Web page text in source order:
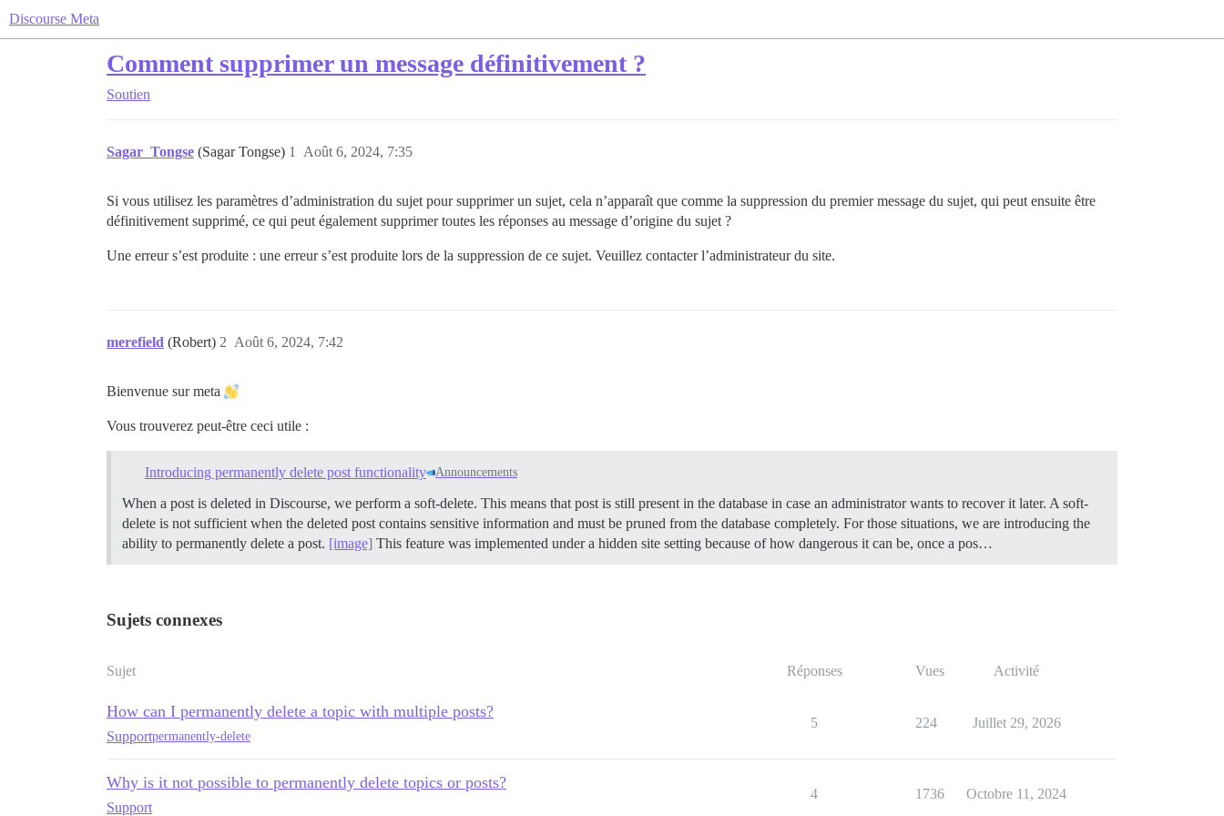
Discourse Meta
Comment supprimer un message définitivement ?
Soutien
Sagar_Tongse (Sagar Tongse) Août 6, 2024, 7:35
1
Si vous utilisez les paramètres d’administration du sujet pour supprimer un sujet, cela n’apparaît que comme la suppression du premier message du sujet, qui peut ensuite être
définitivement supprimé, ce qui peut également supprimer toutes les réponses au message d’origine du sujet ?
Une erreur s’est produite : une erreur s’est produite lors de la suppression de ce sujet. Veuillez contacter l’administrateur du site.
merefield (Robert) Août 6, 2024, 7:42
2
Bienvenue sur meta
Vous trouverez peut-être ceci utile :
Introducing permanently delete post functionality Announcements
When a post is deleted in Discourse, we perform a soft-delete. This means that post is still present in the database in case an administrator wants to recover it later. A soft-
delete is not sufficient when the deleted post contains sensitive information and must be pruned from the database completely. For those situations, we are introducing the
ability to permanently delete a post. [image] This feature was implemented under a hidden site setting because of how dangerous it can be, once a pos…
Sujets connexes
Sujet Réponses Vues Activité
How can I permanently delete a topic with multiple posts?
Supportpermanently-delete
5 224 Juillet 29, 2026
Why is it not possible to permanently delete topics or posts?
Support
4 1736 Octobre 11, 2024